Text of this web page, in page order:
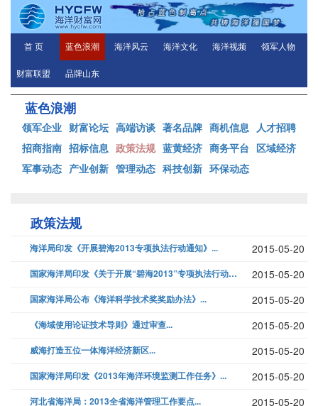
首 页 蓝色浪潮 海洋风云 海洋文化 海洋视频 领军人物
财富联盟 品牌山东
蓝色浪潮
领军企业 财富论坛 高端访谈 著名品牌 商机信息 人才招聘
招商指南 招标信息 政策法规 蓝黄经济 商务平台 区域经济
军事动态 产业创新 管理动态 科技创新 环保动态
政策法规
海洋局印发《开展碧海2013专项执法行动通知》... 2015-05-20
国家海洋局印发《关于开展“碧海2013”专项执法行动的通知》... 2015-05-20
国家海洋局公布《海洋科学技术奖奖励办法》... 2015-05-20
《海域使用论证技术导则》通过审查... 2015-05-20
威海打造五位一体海洋经济新区... 2015-05-20
国家海洋局印发《2013年海洋环境监测工作任务》... 2015-05-20
河北省海洋局：2013全省海洋管理工作要点... 2015-05-20